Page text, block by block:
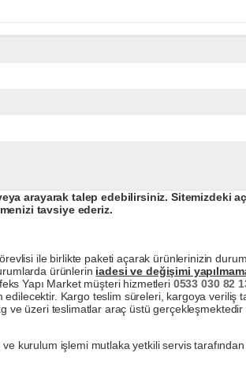
arayarak talep edebilirsiniz. Sitemizdeki
tavsiye ederiz.
ile birlikte paketi açarak ürünlerinizin
ürünlerin iadesi ve değişimi
Yapı Market müşteri hizmetleri 0533 030 82
Kargo teslim süreleri, kargoya veriliş
ve üzeri teslimatlar araç üstü
kurulum işlemi mutlaka yetkili servis tarafından